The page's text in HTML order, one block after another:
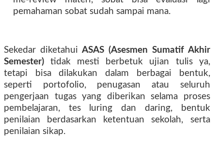
pemahaman sobat sudah sampai mana.
Sekedar diketahuiASAS (Asesmen Sumatif Akhir
Semester)tidak mesti berbetuk ujian tulis ya,
tetapi bisa dilakukan dalam berbagai bentuk,
seperti portofolio, penugasan atau seluruh
pengerjaan tugas yang diberikan selama proses
pembelajaran, tes luring dan daring, bentuk
penilaian berdasarkan ketentuan sekolah, serta
penilaian sikap.